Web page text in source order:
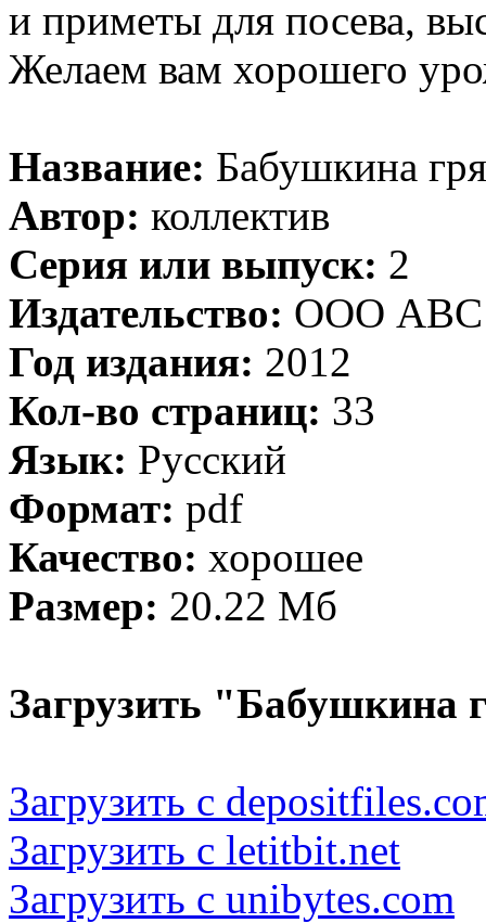
и приметы для посева,
Желаем вам хорошего
Название: Бабушкина
Автор: коллектив
Серия или выпуск: 2
Издательство: ООО АВС
Год издания: 2012
Кол-во страниц: 33
Язык: Русский
Формат: pdf
Качество: хорошее
Размер: 20.22 Мб
Загрузить "Бабушкина
Загрузить с
Загрузить с letitbit.net
Загрузить с unibytes.com